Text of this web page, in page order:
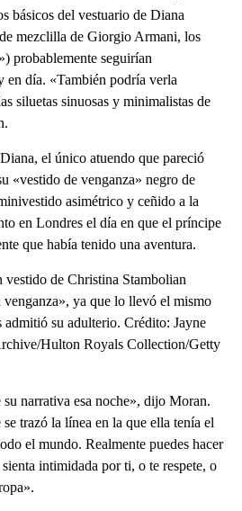
básicos del vestuario de Diana
mezclilla de Giorgio Armani, los
probablemente seguirían
en día. «También podría verla
siluetas sinuosas y minimalistas de
el único atuendo que pareció
«vestido de venganza» negro de
asimétrico y ceñido a la
en Londres el día en que el príncipe
que había tenido una aventura.
de Christina Stambolian
ya que lo llevó el mismo
su adulterio. Crédito: Jayne
Hulton Royals Collection/Getty
narrativa esa noche», dijo Moran.
trazó la línea en la que ella tenía el
el mundo. Realmente puedes hacer
intimidada por ti, o te respete, o